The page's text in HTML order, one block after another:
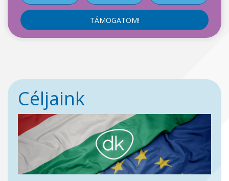
TÁMOGATOM!
Céljaink